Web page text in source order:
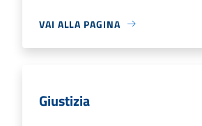
VAI ALLA PAGINA
Giustizia